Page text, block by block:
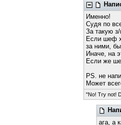
Именно!
Судя по
За такую
Если шеф
за ними,
Иначе, на
Если же
PS. не
Может
"No! Try not!
ага, а